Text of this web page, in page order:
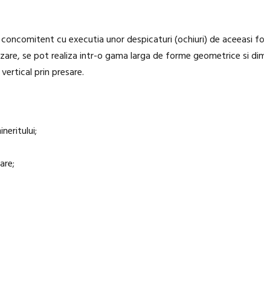
cu executia unor despicaturi (ochiuri) de aceeasi
se pot realiza intr-o gama larga de forme geometrice si
prin presare.